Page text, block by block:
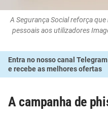
A Segurança Social reforça
pessoais aos utilizadores
Entra no nosso canal Telegram
e recebe as melhores ofertas
A campanha de